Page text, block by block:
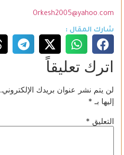
Orkesh2005@yahoo.com
شارك المقال :
اترك تعليقاً
لن يتم نشر عنوان بريدك الإلكتروني.
إليها بـ *
التعليق *